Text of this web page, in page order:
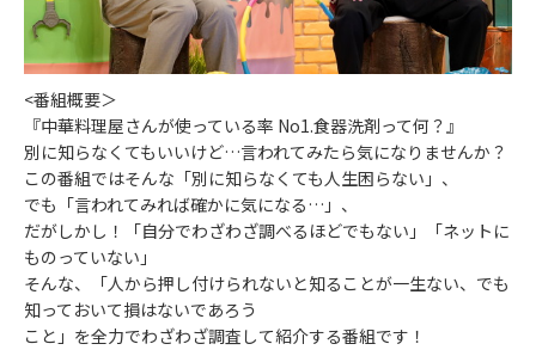
<番組概要＞
『中華料理屋さんが使っている率 No1.食器洗剤って何？』
別に知らなくてもいいけど…言われてみたら気になりませんか？
この番組ではそんな「別に知らなくても人生困らない」、
でも「言われてみれば確かに気になる…」、
だがしかし！「自分でわざわざ調べるほどでもない」「ネットに
ものっていない」
そんな、「人から押し付けられないと知ることが一生ない、でも
知っておいて損はないであろう
こと」を全力でわざわざ調査して紹介する番組です！